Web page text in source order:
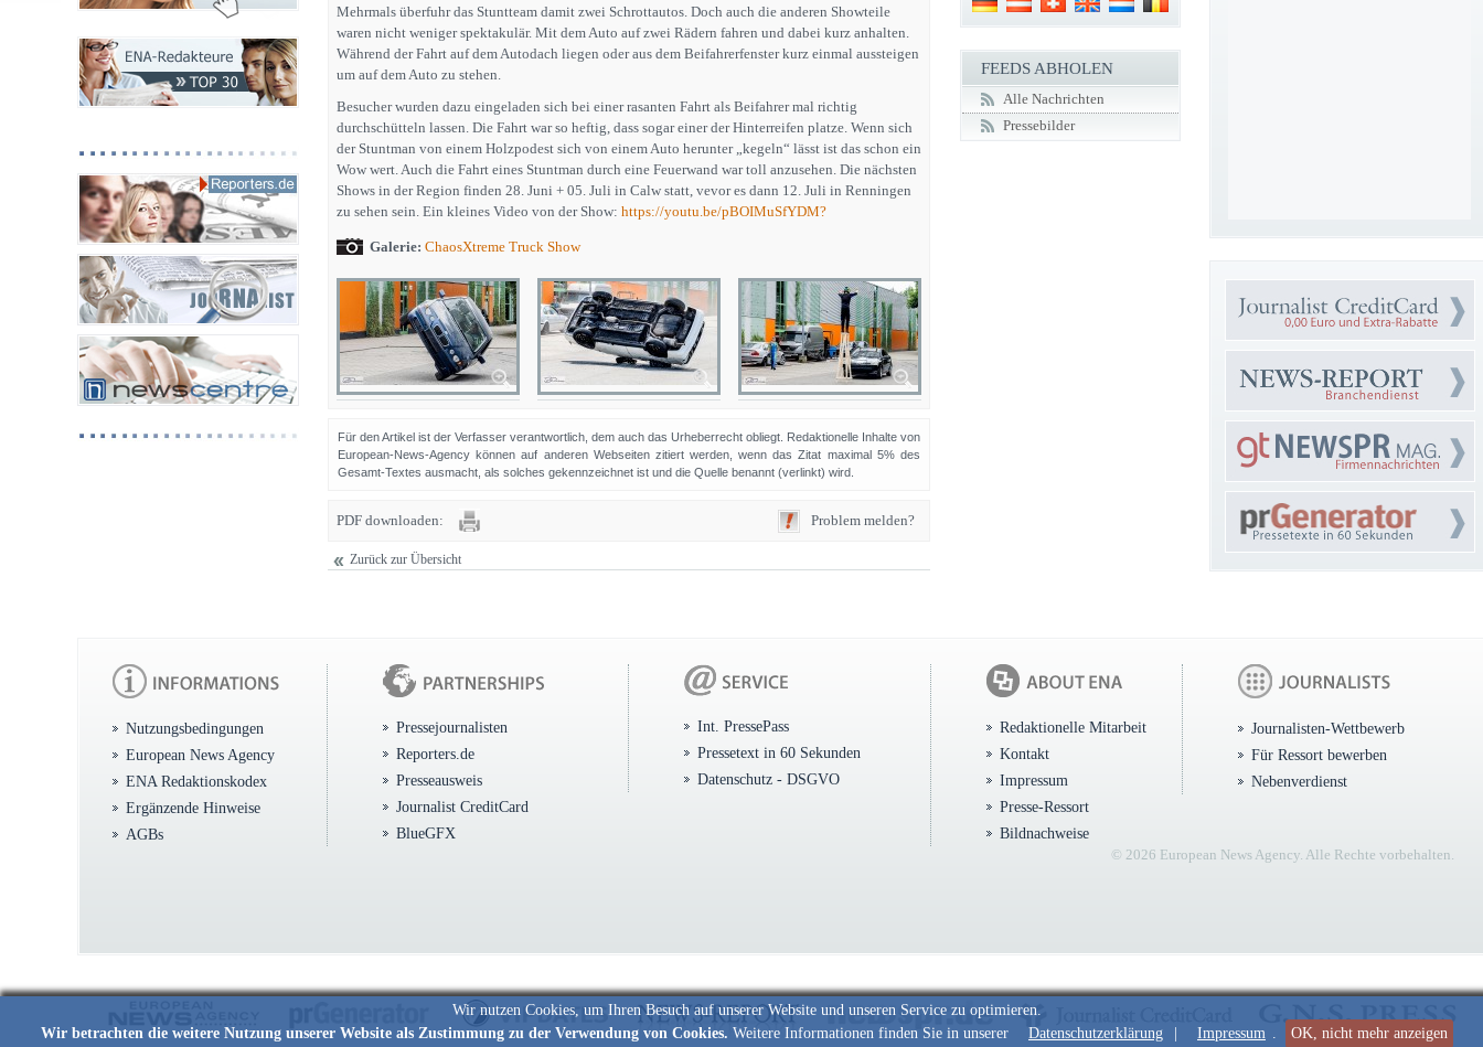
Wir nutzen Cookies, um Ihren Besuch auf unserer Website und unseren Service zu optimieren.
Wir betrachten die weitere Nutzung unserer Website als Zustimmung zu der Verwendung von Cookies. Weitere Informationen finden Sie in unserer Datenschutzerklärung Impressum . OK, nicht mehr anzeigen
Mehrmals überfuhr das Stuntteam damit zwei Schrottautos. Doch auch die anderen Showteile
waren nicht weniger spektakulär. Mit dem Auto auf zwei Rädern fahren und dabei kurz anhalten.
Während der Fahrt auf dem Autodach liegen oder aus dem Beifahrerfenster kurz einmal aussteigen
um auf dem Auto zu stehen.
Besucher wurden dazu eingeladen sich bei einer rasanten Fahrt als Beifahrer mal richtig
durchschütteln lassen. Die Fahrt war so heftig, dass sogar einer der Hinterreifen platze. Wenn sich
der Stuntman von einem Holzpodest sich von einem Auto herunter „kegeln“ lässt ist das schon ein
Wow wert. Auch die Fahrt eines Stuntman durch eine Feuerwand war toll anzusehen. Die nächsten
Shows in der Region finden 28. Juni + 05. Juli in Calw statt, vevor es dann 12. Juli in Renningen
zu sehen sein. Ein kleines Video von der Show: https://youtu.be/pBOIMuSfYDM?
Galerie: ChaosXtreme Truck Show
Für den Artikel ist der Verfasser verantwortlich, dem auch das Urheberrecht obliegt. Redaktionelle Inhalte von
European-News-Agency können auf anderen Webseiten zitiert werden, wenn das Zitat maximal 5% des
Gesamt-Textes ausmacht, als solches gekennzeichnet ist und die Quelle benannt (verlinkt) wird.
PDF downloaden: Problem melden?
Zurück zur Übersicht
FEEDS ABHOLEN
Alle Nachrichten
Pressebilder
Nutzungsbedingungen
European News Agency
ENA Redaktionskodex
Ergänzende Hinweise
AGBs
Pressejournalisten
Reporters.de
Presseausweis
Journalist CreditCard
BlueGFX
Int. PressePass
Pressetext in 60 Sekunden
Datenschutz - DSGVO
Redaktionelle Mitarbeit
Kontakt
Impressum
Presse-Ressort
Bildnachweise
Journalisten-Wettbewerb
Für Ressort bewerben
Nebenverdienst
© 2026 European News Agency. Alle Rechte vorbehalten.